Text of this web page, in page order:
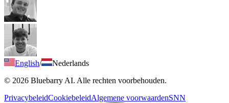
English/
Nederlands
© 2026 Bluebarry AI. Alle rechten voorbehouden.
PrivacybeleidCookiebeleidAlgemene voorwaardenSNN